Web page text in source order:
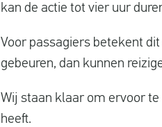
kan de actie tot vier uur
Voor passagiers betekent
gebeuren, dan kunnen
Wij staan klaar om ervoor
heeft.